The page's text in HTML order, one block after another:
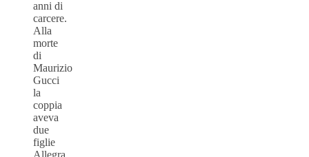
anni di
carcere.
Alla
morte
di
Maurizio
Gucci
la
coppia
aveva
due
figlie
Allegra